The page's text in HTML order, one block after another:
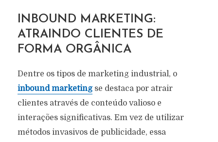
INBOUND MARKETING:
ATRAINDO CLIENTES DE
FORMA ORGÂNICA
Dentre os tipos de marketing industrial, o
inbound marketingse destaca por atrair
clientes através de conteúdo valioso e
interações significativas. Em vez de utilizar
métodos invasivos de publicidade, essa